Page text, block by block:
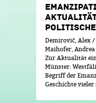
Demirović, Alex
Maihofer,
Zur Aktualität
Münster:
Begriff der
Geschichte vieler